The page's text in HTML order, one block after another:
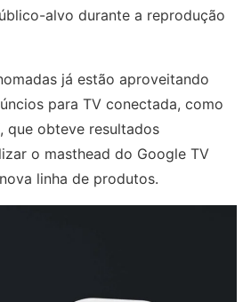
alvo durante a reprodução
já estão aproveitando
para TV conectada, como
que obteve resultados
o masthead do Google TV
linha de produtos.